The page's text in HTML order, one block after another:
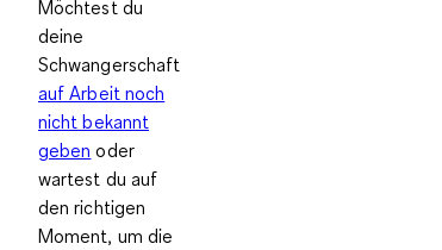
Möchtest du
deine
Schwangerschaft
auf Arbeit noch
nicht bekannt
geben oder
wartest du auf
den richtigen
Moment, um die